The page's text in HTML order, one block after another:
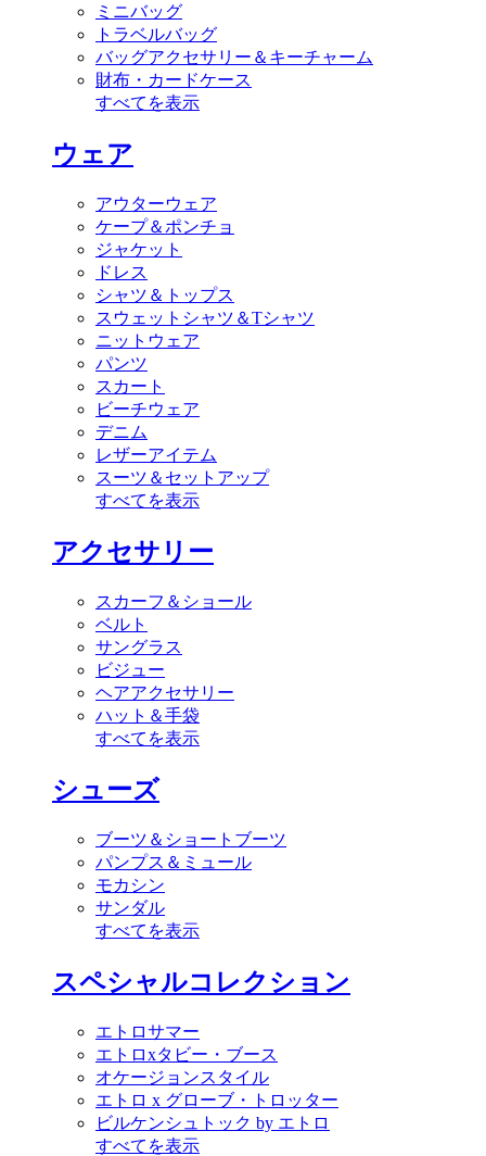
ミニバッグ
トラベルバッグ
バッグアクセサリー＆キーチャーム
財布・カードケース
すべてを表示
ウェア
アウターウェア
ケープ＆ポンチョ
ジャケット
ドレス
シャツ＆トップス
スウェットシャツ＆Tシャツ
ニットウェア
パンツ
スカート
ビーチウェア
デニム
レザーアイテム
スーツ＆セットアップ
すべてを表示
アクセサリー
スカーフ＆ショール
ベルト
サングラス
ビジュー
ヘアアクセサリー
ハット＆手袋
すべてを表示
シューズ
ブーツ＆ショートブーツ
パンプス＆ミュール
モカシン
サンダル
すべてを表示
スペシャルコレクション
エトロサマー
エトロxタビー・ブース
オケージョンスタイル
エトロ x グローブ・トロッター
ビルケンシュトック by エトロ
すべてを表示